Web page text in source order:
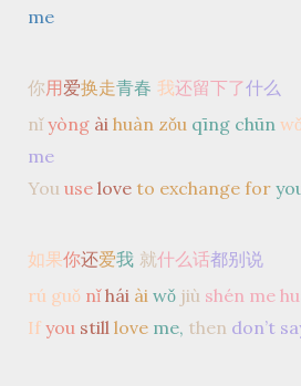
me
你用爱换走青春 我还留下了什么
nǐ yòng ài huàn zǒu qīng chūn wǒ
me
You use love to exchange for
如果你还爱我 就什么话都别说
rú guǒ nǐ hái ài wǒjiù shén me
If you still love me, then don’t